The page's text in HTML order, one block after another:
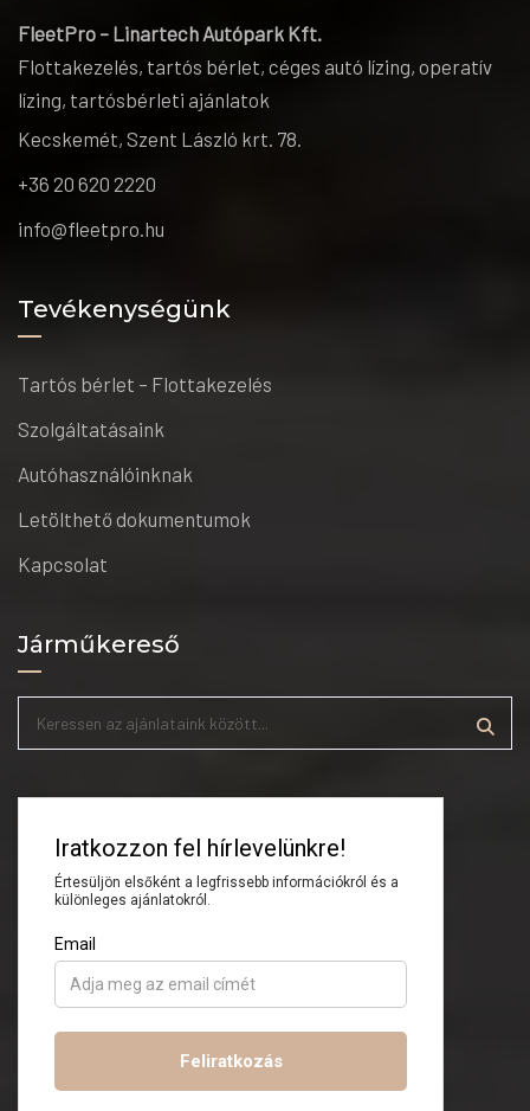
FleetPro – Linartech Autópark Kft.
Flottakezelés, tartós bérlet, céges autó lízing, operatív
lízing, tartósbérleti ajánlatok
Kecskemét, Szent László krt. 78.
+36 20 620 2220
info@fleetpro.hu
Tevékenységünk
Tartós bérlet – Flottakezelés
Szolgáltatásaink
Autóhasználóinknak
Letölthető dokumentumok
Kapcsolat
Járműkereső